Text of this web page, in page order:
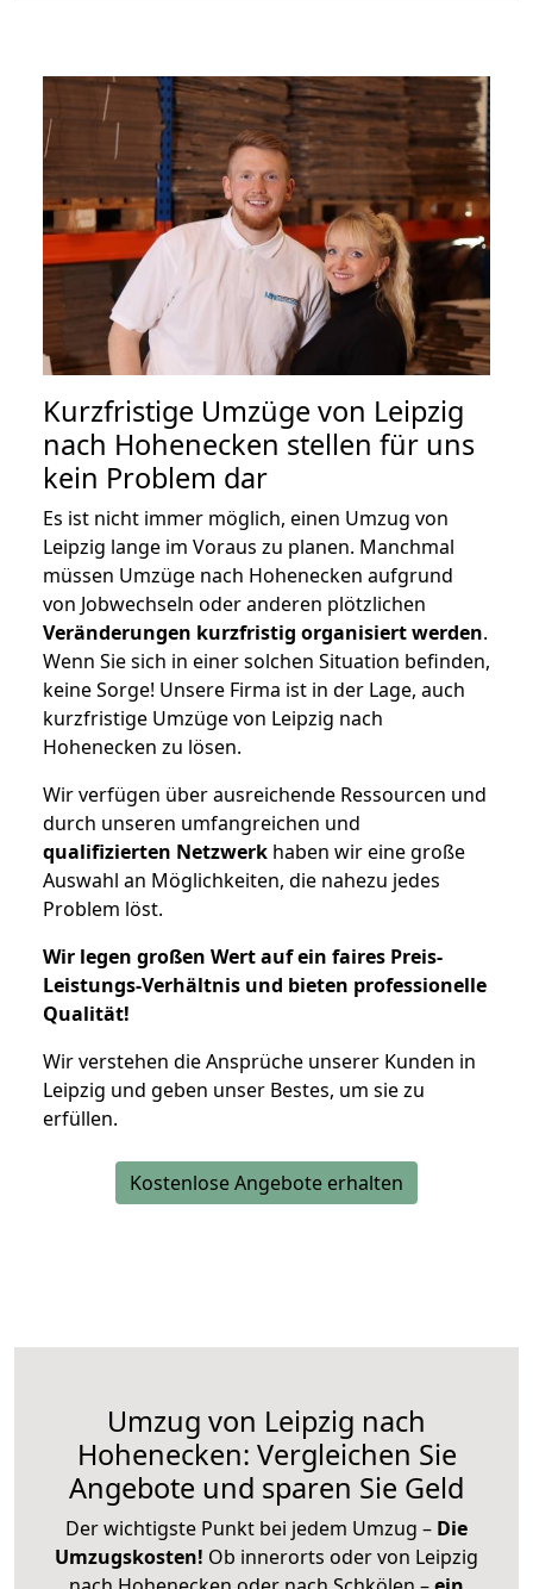
Kurzfristige Umzüge von Leipzig
nach Hohenecken stellen für uns
kein Problem dar
Es ist nicht immer möglich, einen Umzug von
Leipzig lange im Voraus zu planen. Manchmal
müssen Umzüge nach Hohenecken aufgrund
von Jobwechseln oder anderen plötzlichen
Veränderungen kurzfristig organisiert werden.
Wenn Sie sich in einer solchen Situation befinden,
keine Sorge! Unsere Firma ist in der Lage, auch
kurzfristige Umzüge von Leipzig nach
Hohenecken zu lösen.
Wir verfügen über ausreichende Ressourcen und
durch unseren umfangreichen und
qualifizierten Netzwerk haben wir eine große
Auswahl an Möglichkeiten, die nahezu jedes
Problem löst.
Wir legen großen Wert auf ein faires Preis-
Leistungs-Verhältnis und bieten professionelle
Qualität!
Wir verstehen die Ansprüche unserer Kunden in
Leipzig und geben unser Bestes, um sie zu
erfüllen.
Kostenlose Angebote erhalten
Umzug von Leipzig nach
Hohenecken: Vergleichen Sie
Angebote und sparen Sie Geld
Der wichtigste Punkt bei jedem Umzug – Die
Umzugskosten! Ob innerorts oder von Leipzig